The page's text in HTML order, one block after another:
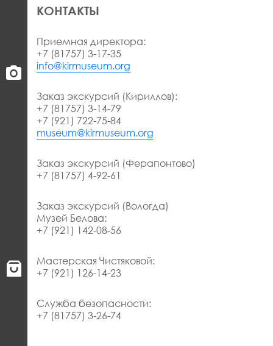
КОНТАКТЫ
Приемная директора:
+7 (81757) 3-17-35
info@kirmuseum.org
Заказ экскурсий (Кириллов):
+7 (81757) 3-14-79
+7 (921) 722-75-84
museum@kirmuseum.org
Заказ экскурсий (Ферапонтово)
+7 (81757) 4-92-61
Заказ экскурсий (Вологда)
Музей Белова:
+7 (921) 142-08-56
Мастерская Чистяковой:
+7 (921) 126-14-23
Служба безопасности:
+7 (81757) 3-26-74